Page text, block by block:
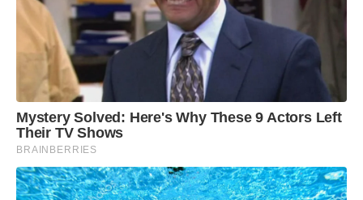
Mystery Solved: Here's Why These 9 Actors Left
Their TV Shows
BRAINBERRIES